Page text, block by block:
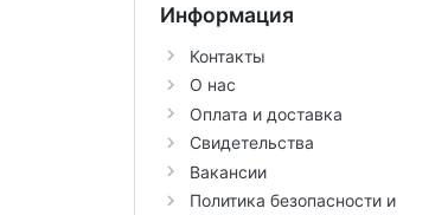
Информация
Контакты
О нас
Оплата и доставка
Свидетельства
Вакансии
Политика безопасности и